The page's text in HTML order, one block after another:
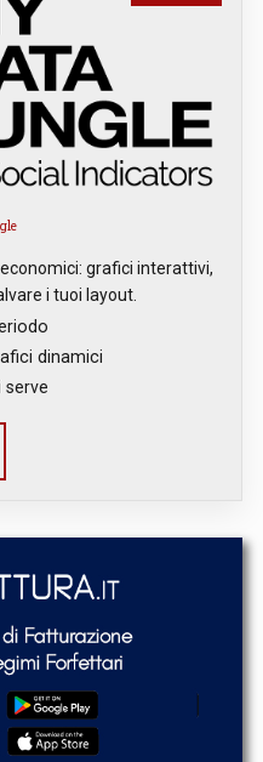
grafici interattivi,
i tuoi layout.
dinamici
serve